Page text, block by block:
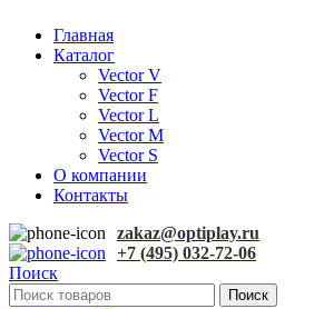
Главная
Каталог
Vector V
Vector F
Vector L
Vector M
Vector S
О компании
Контакты
zakaz@optiplay.ru
+7 (495) 032-72-06
Поиск
Поиск